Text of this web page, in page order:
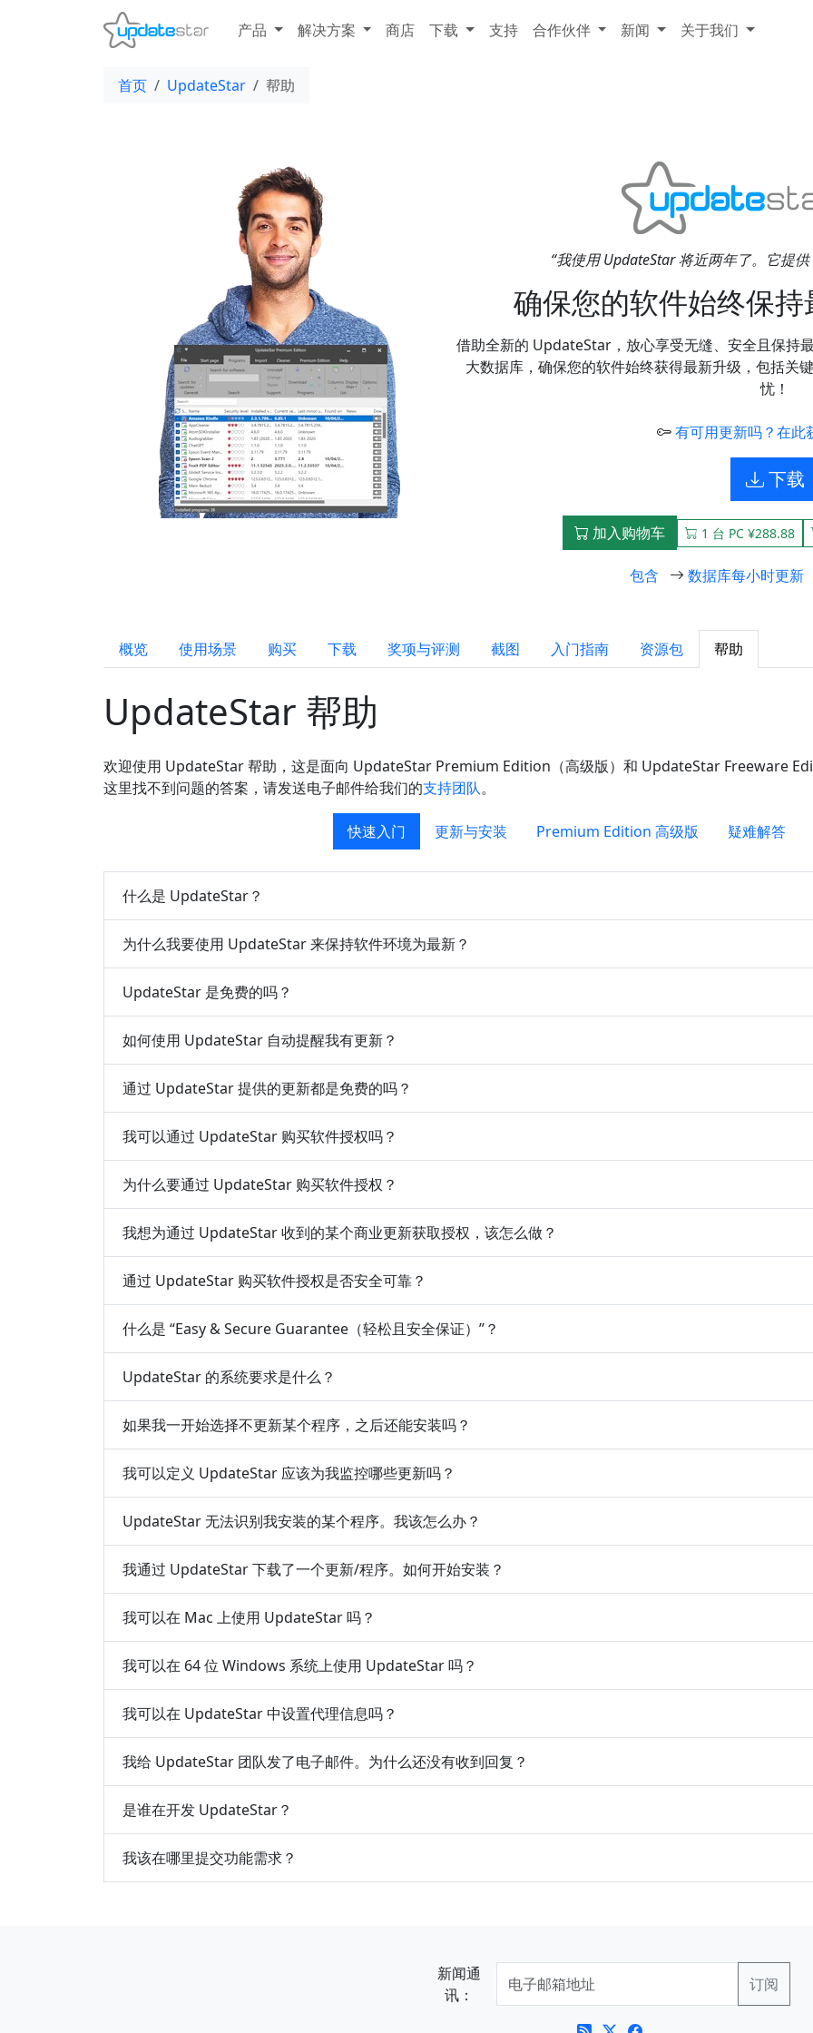
产品 解决方案 商店 下载 支持 合作伙伴 新闻 关于我们
首页 UpdateStar 帮助
“我使用 UpdateStar 将近两年了。它提
确保您的软件始终保
借助全新的 UpdateStar，放心享受无缝、安全且保持
大数据库，确保您的软件始终获得最新升级，包括关
忧！
有可用更新吗？在此
下载
加入购物车 1 台 PC ¥288.88
包含 数据库每小时更新
概览 使用场景 购买 下载 奖项与评测 截图 入门指南 资源包 帮助
UpdateStar 帮助
欢迎使用 UpdateStar 帮助，这是面向 UpdateStar Premium Edition（高级版）和 UpdateStar Freeware
这里找不到问题的答案，请发送电子邮件给我们的支持团队。
快速入门 更新与安装 Premium Edition 高级版 疑难解答
什么是 UpdateStar？
为什么我要使用 UpdateStar 来保持软件环境为最新？
UpdateStar 是免费的吗？
如何使用 UpdateStar 自动提醒我有更新？
通过 UpdateStar 提供的更新都是免费的吗？
我可以通过 UpdateStar 购买软件授权吗？
为什么要通过 UpdateStar 购买软件授权？
我想为通过 UpdateStar 收到的某个商业更新获取授权，该怎么做？
通过 UpdateStar 购买软件授权是否安全可靠？
什么是 “Easy & Secure Guarantee（轻松且安全保证）”？
UpdateStar 的系统要求是什么？
如果我一开始选择不更新某个程序，之后还能安装吗？
我可以定义 UpdateStar 应该为我监控哪些更新吗？
UpdateStar 无法识别我安装的某个程序。我该怎么办？
我通过 UpdateStar 下载了一个更新/程序。如何开始安装？
我可以在 Mac 上使用 UpdateStar 吗？
我可以在 64 位 Windows 系统上使用 UpdateStar 吗？
我可以在 UpdateStar 中设置代理信息吗？
我给 UpdateStar 团队发了电子邮件。为什么还没有收到回复？
是谁在开发 UpdateStar？
我该在哪里提交功能需求？
新闻通
讯：